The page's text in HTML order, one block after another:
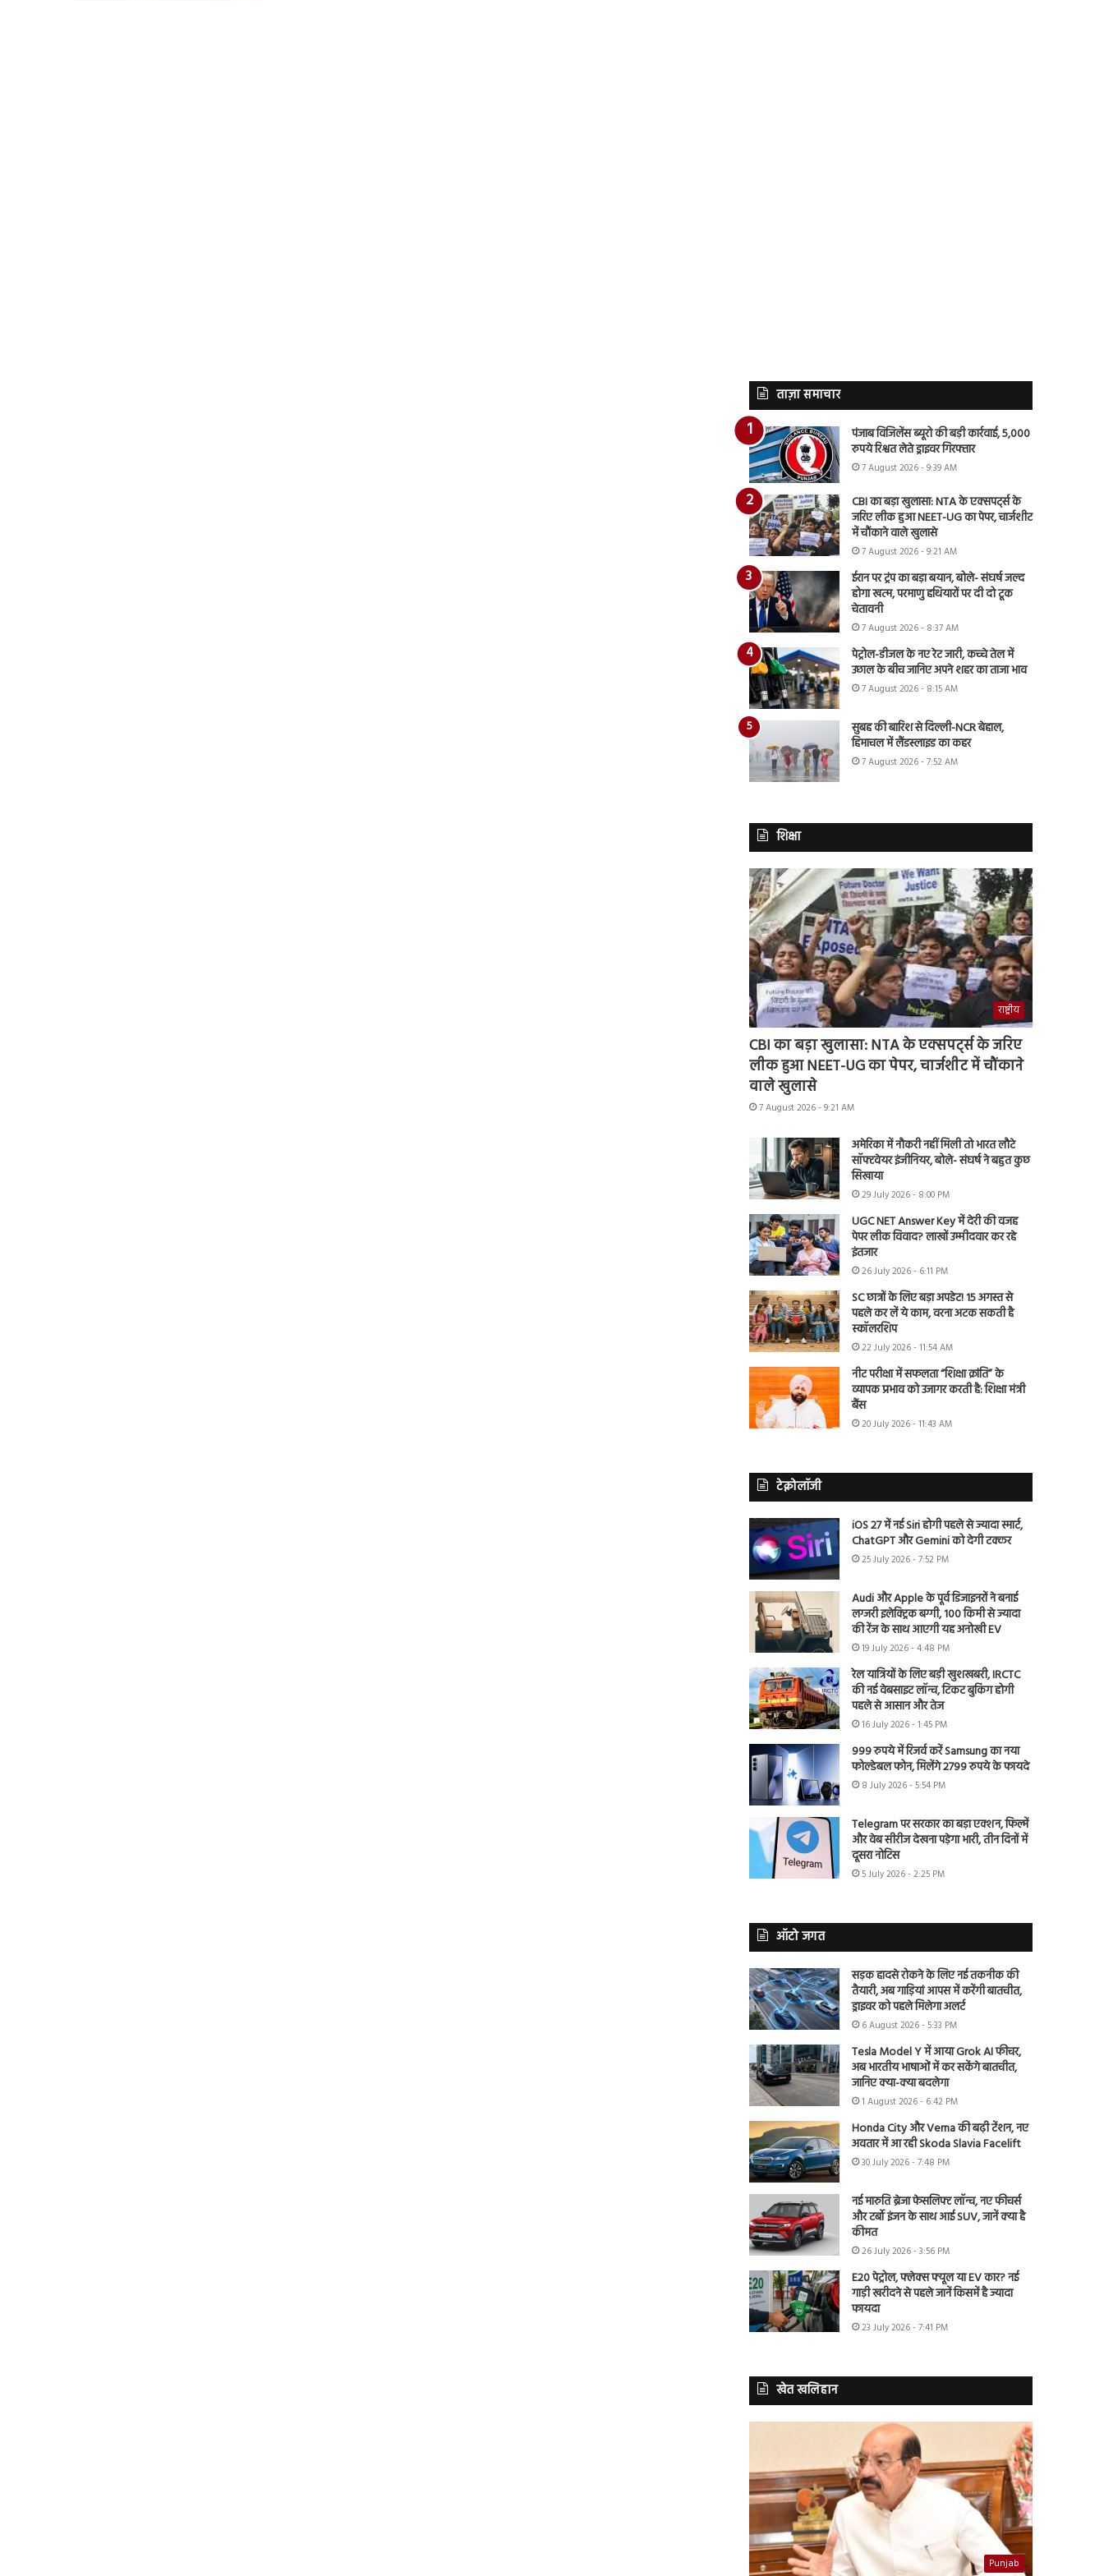
ताज़ा समाचार
पंजाब विजिलेंस ब्यूरो की बड़ी कार्रवाई, 5,000
रुपये रिश्वत लेते ड्राइवर गिरफ्तार
7 August 2026 - 9:39 AM
CBI का बड़ा खुलासा: NTA के एक्सपर्ट्स के
जरिए लीक हुआ NEET-UG का पेपर, चार्जशीट
में चौंकाने वाले खुलासे
7 August 2026 - 9:21 AM
ईरान पर ट्रंप का बड़ा बयान, बोले- संघर्ष जल्द
होगा खत्म, परमाणु हथियारों पर दी दो टूक
चेतावनी
7 August 2026 - 8:37 AM
पेट्रोल-डीजल के नए रेट जारी, कच्चे तेल में
उछाल के बीच जानिए अपने शहर का ताजा भाव
7 August 2026 - 8:15 AM
सुबह की बारिश से दिल्ली-NCR बेहाल,
हिमाचल में लैंडस्लाइड का कहर
7 August 2026 - 7:52 AM
शिक्षा
राष्ट्रीय
CBI का बड़ा खुलासा: NTA के एक्सपर्ट्स के जरिए
लीक हुआ NEET-UG का पेपर, चार्जशीट में चौंकाने
वाले खुलासे
7 August 2026 - 9:21 AM
अमेरिका में नौकरी नहीं मिली तो भारत लौटे
सॉफ्टवेयर इंजीनियर, बोले- संघर्ष ने बहुत कुछ
सिखाया
29 July 2026 - 8:00 PM
UGC NET Answer Key में देरी की वजह
पेपर लीक विवाद? लाखों उम्मीदवार कर रहे
इंतजार
26 July 2026 - 6:11 PM
SC छात्रों के लिए बड़ा अपडेट! 15 अगस्त से
पहले कर लें ये काम, वरना अटक सकती है
स्कॉलरशिप
22 July 2026 - 11:54 AM
नीट परीक्षा में सफलता “शिक्षा क्रांति” के
व्यापक प्रभाव को उजागर करती है: शिक्षा मंत्री
बैंस
20 July 2026 - 11:43 AM
टेक्नोलॉजी
iOS 27 में नई Siri होगी पहले से ज्यादा स्मार्ट,
ChatGPT और Gemini को देगी टक्कर
25 July 2026 - 7:52 PM
Audi और Apple के पूर्व डिजाइनरों ने बनाई
लग्जरी इलेक्ट्रिक बग्गी, 100 किमी से ज्यादा
की रेंज के साथ आएगी यह अनोखी EV
19 July 2026 - 4:48 PM
रेल यात्रियों के लिए बड़ी खुशखबरी, IRCTC
की नई वेबसाइट लॉन्च, टिकट बुकिंग होगी
पहले से आसान और तेज
16 July 2026 - 1:45 PM
999 रुपये में रिजर्व करें Samsung का नया
फोल्डेबल फोन, मिलेंगे 2799 रुपये के फायदे
8 July 2026 - 5:54 PM
Telegram पर सरकार का बड़ा एक्शन, फिल्में
और वेब सीरीज देखना पड़ेगा भारी, तीन दिनों में
दूसरा नोटिस
5 July 2026 - 2:25 PM
ऑटो जगत
सड़क हादसे रोकने के लिए नई तकनीक की
तैयारी, अब गाड़ियां आपस में करेंगी बातचीत,
ड्राइवर को पहले मिलेगा अलर्ट
6 August 2026 - 5:33 PM
Tesla Model Y में आया Grok AI फीचर,
अब भारतीय भाषाओं में कर सकेंगे बातचीत,
जानिए क्या-क्या बदलेगा
1 August 2026 - 6:42 PM
Honda City और Verna की बढ़ी टेंशन, नए
अवतार में आ रही Skoda Slavia Facelift
30 July 2026 - 7:48 PM
नई मारुति ब्रेजा फेसलिफ्ट लॉन्च, नए फीचर्स
और टर्बो इंजन के साथ आई SUV, जानें क्या है
कीमत
26 July 2026 - 3:56 PM
E20 पेट्रोल, फ्लेक्स फ्यूल या EV कार? नई
गाड़ी खरीदने से पहले जानें किसमें है ज्यादा
फायदा
23 July 2026 - 7:41 PM
खेत खलिहान
Punjab